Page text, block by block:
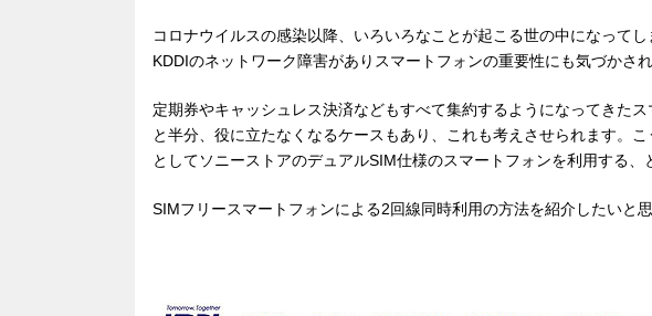
コロナウイルスの感染以降、いろいろなことが起こる世の中になって
KDDIのネットワーク障害がありスマートフォンの重要性にも気づかさ
定期券やキャッシュレス決済などもすべて集約するようになってきた
と半分、役に立たなくなるケースもあり、これも考えさせられます。
としてソニーストアのデュアルSIM仕様のスマートフォンを利用する、
SIMフリースマートフォンによる2回線同時利用の方法を紹介したいと思